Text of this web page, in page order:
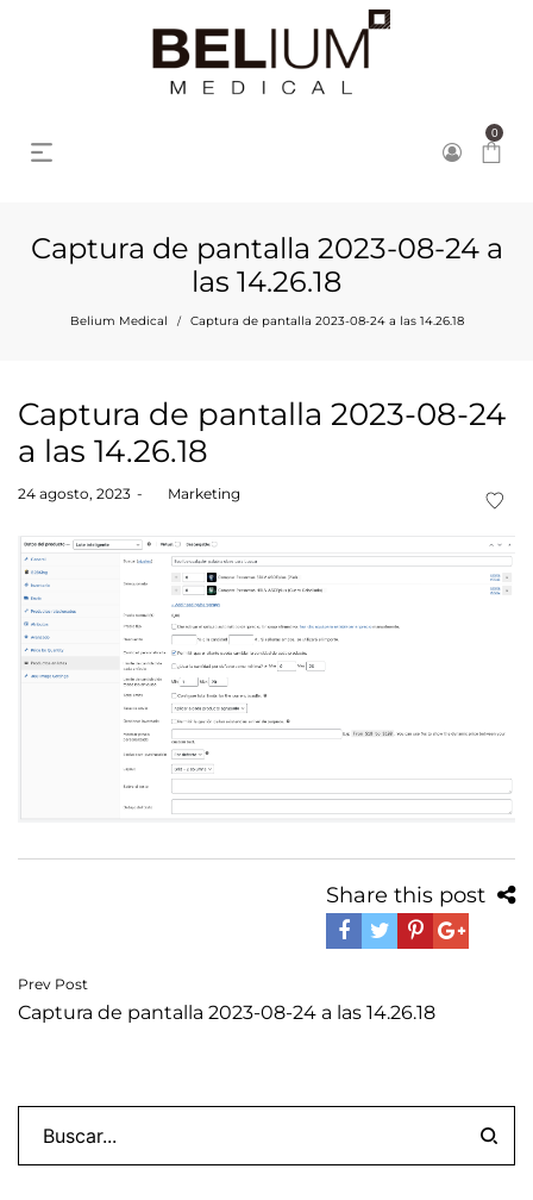
0
Captura de pantalla 2023-08-24 a
las 14.26.18
Belium Medical / Captura de pantalla 2023-08-24 a las 14.26.18
Captura de pantalla 2023-08-24
a las 14.26.18
Posted
24 agosto, 2023 Marketing
Share this post
Navegación
de
Prev Post
Captura de pantalla 2023-08-24 a las 14.26.18